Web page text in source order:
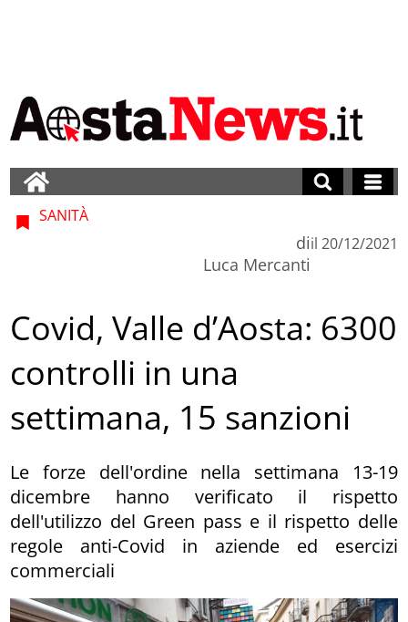
SANITÀ
di
Luca Mercanti
il 20/12/2021
Covid, Valle d’Aosta: 6300
controlli in una
settimana, 15 sanzioni
Le forze dell'ordine nella settimana 13-19
dicembre hanno verificato il rispetto
dell'utilizzo del Green pass e il rispetto delle
regole anti-Covid in aziende ed esercizi
commerciali